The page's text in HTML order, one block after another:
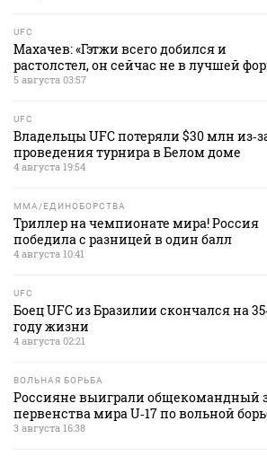
UFC
Махачев: «Гэтжи всего добился и
растолстел, он сейчас не в лучшей
5 августа 03:57
UFC
Владельцы UFC потеряли $30 млн
проведения турнира в Белом доме
4 августа 19:54
MMA/ЕДИНОБОРСТВА
Триллер на чемпионате мира! Россия
победила с разницей в один балл
4 августа 10:41
UFC
Боец UFC из Бразилии скончался на
году жизни
4 августа 02:21
ВОЛЬНАЯ БОРЬБА
Россияне выиграли общекомандный
первенства мира U‑17 по вольной
3 августа 16:38